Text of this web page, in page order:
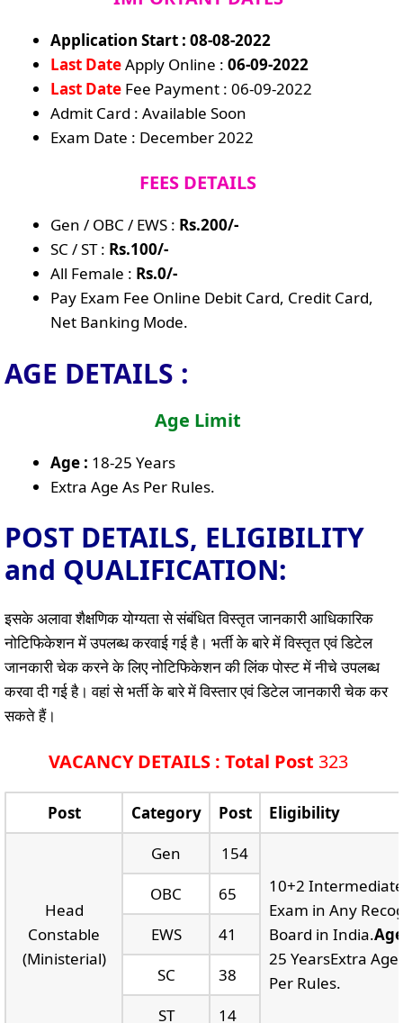
Application Start : 08-08-2022
Last DateApply Online : 06-09-2022
Last Date Fee Payment : 06-09-2022
Admit Card : Available Soon
Exam Date : December 2022
FEES DETAILS
Gen / OBC / EWS : Rs.200/-
SC / ST : Rs.100/-
All Female : Rs.0/-
Pay Exam Fee Online Debit Card, Credit Card,
Net Banking Mode.
AGE DETAILS :
Age Limit
Age : 18-25 Years
Extra Age As Per Rules.
POST DETAILS, ELIGIBILITY
and QUALIFICATION:
इसके अलावा शैक्षणिक योग्यता से संबंधित विस्तृत जानकारी आधिकारिक
नोटिफिकेशन में उपलब्ध करवाई गई है। भर्ती के बारे में विस्तृत एवं डिटेल
जानकारी चेक करने के लिए नोटिफिकेशन की लिंक पोस्ट में नीचे उपलब्ध
करवा दी गई है। वहां से भर्ती के बारे में विस्तार एवं डिटेल जानकारी चेक कर
सकते हैं।
VACANCY DETAILS : Total Post 323
Post Category Post Eligibility
Head
Constable
(Ministerial)
Gen
154
10+2 Intermediate
Exam in Any
Board in India.
25 YearsExtra Age
Per Rules.
OBC
65
EWS
41
SC
38
ST
14